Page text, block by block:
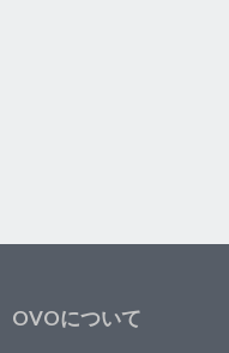
OVOについて